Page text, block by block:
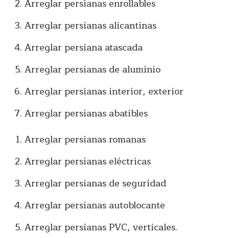
Arreglar persianas enrollables
Arreglar persianas alicantinas
Arreglar persiana atascada
Arreglar persianas de aluminio
Arreglar persianas interior, exterior
Arreglar persianas abatibles
Arreglar persianas romanas
Arreglar persianas eléctricas
Arreglar persianas de seguridad
Arreglar persianas autoblocante
Arreglar persianas PVC, verticales.